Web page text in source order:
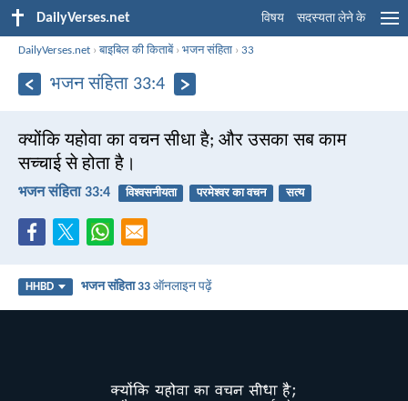
DailyVerses.net विषय सदस्यता लेने के
DailyVerses.net ›बाइबिल की किताबें›भजन संहिता ›33
भजन संहिता 33:4
क्योंकि यहोवा का वचन सीधा है; और उसका सब काम
सच्चाई से होता है।
भजन संहिता 33:4 विश्वसनीयता परमेश्वर का वचन सत्य
HHBD भजन संहिता 33 ऑनलाइन पढ़ें